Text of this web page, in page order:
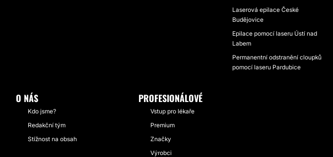
Laserová epilace České
Budějovice
Epilace pomocí laseru Ústí nad
Labem
Permanentní odstranění cloupků
pomocí laseru Pardubice
O NÁS
Kdo jsme?
Redakční tým
Stížnost na obsah
PROFESIONÁLOVÉ
Vstup pro lékaře
Premium
Značky
Výrobci